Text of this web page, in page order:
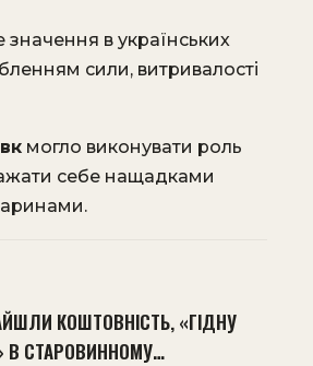
в українських
сили, витривалості
могло виконувати роль
себе нащадками
КОШТОВНІСТЬ, «ГІДНУ
В СТАРОВИННОМУ…